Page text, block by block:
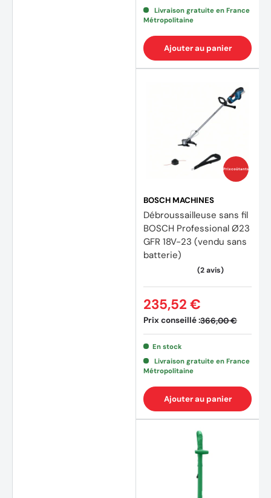
(1
Livraison gratuite en France
Métropolitaine
Ajouter au panier
Prix coûtants
BOSCH MACHINES
Débroussailleuse sans fil
BOSCH Professional Ø23
GFR 18V-23 (vendu sans
batterie)
Prix conseillé :366,00 €
235,52 €
En stock
Livraison gratuite en France
Métropolitaine
Ajouter au panier